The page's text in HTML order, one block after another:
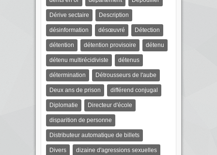
Dérive sectaire Description
désinformation désœuvré Détection
détention détention provisoire détenu
détenu multirécidiviste détenus
détermination Détrousseurs de l'aube
Deux ans de prison différend conjugal
Diplomatie Directeur d'école
disparition de personne
Distributeur automatique de billets
Divers dizaine d'agressions sexuelles